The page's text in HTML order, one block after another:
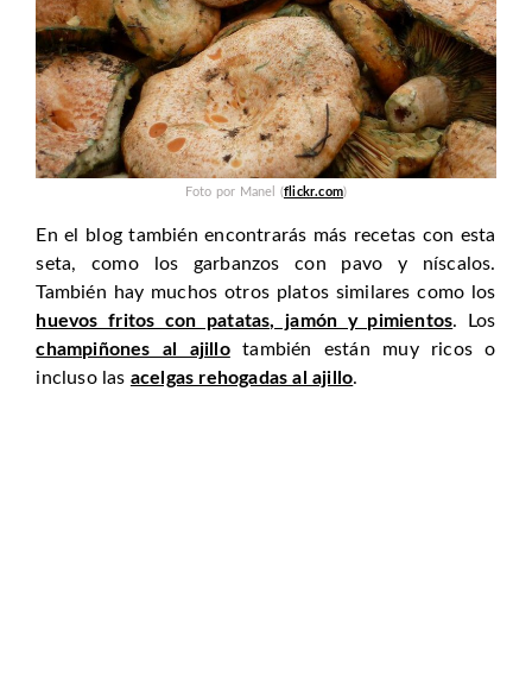
Foto por Manel (flickr.com)
En el blog también encontrarás más recetas con esta
seta, como los garbanzos con pavo y níscalos.
También hay muchos otros platos similares como los
huevos fritos con patatas, jamón y pimientos. Los
champiñones al ajillotambién están muy ricos o
incluso las acelgas rehogadas al ajillo.